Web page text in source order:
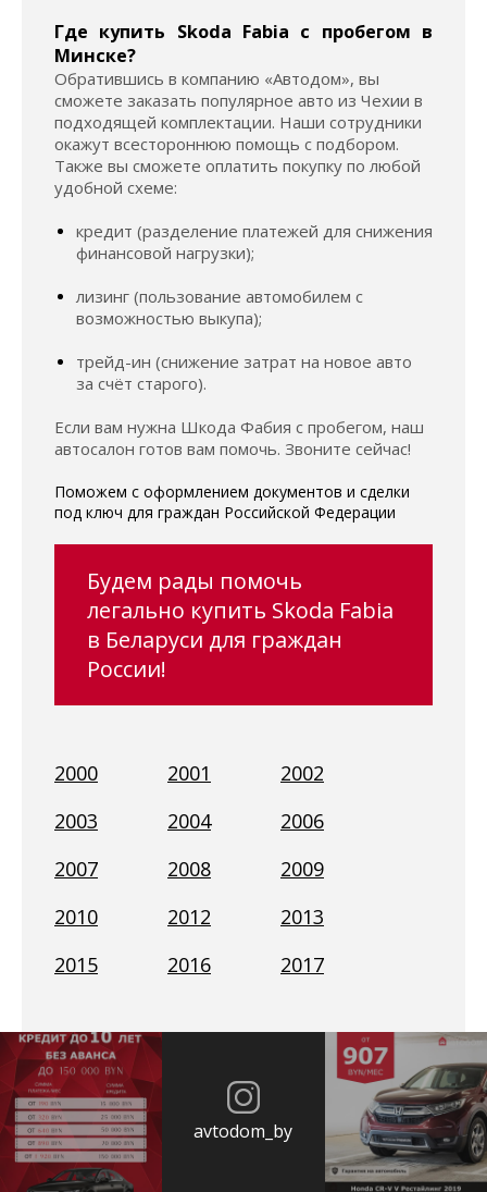
Где купить Skoda Fabia с пробегом в
Минске?
Обратившись в компанию «Автодом», вы
сможете заказать популярное авто из Чехии в
подходящей комплектации. Наши сотрудники
окажут всестороннюю помощь с подбором.
Также вы сможете оплатить покупку по любой
удобной схеме:
кредит (разделение платежей для снижения
финансовой нагрузки);
лизинг (пользование автомобилем с
возможностью выкупа);
трейд-ин (снижение затрат на новое авто
за счёт старого).
Если вам нужна Шкода Фабия с пробегом, наш
автосалон готов вам помочь. Звоните сейчас!
Поможем с оформлением документов и сделки
под ключ для граждан Российской Федерации
Будем рады помочь
легально купить Skoda Fabia
в Беларуси для граждан
России!
2000 2001
2002
2003
2004
2006
2007
2008
2009
2010
2012
2013
2015
2016 2017
avtodom_by